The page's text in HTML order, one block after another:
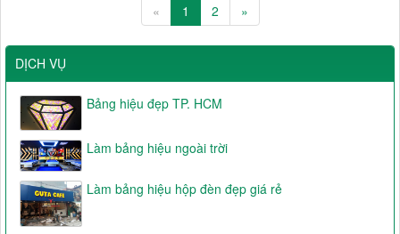
« 1 2 »
DỊCH VỤ
Bảng hiệu đẹp TP. HCM
Làm bảng hiệu ngoài trời
Làm bảng hiệu hộp đèn đẹp giá rẻ